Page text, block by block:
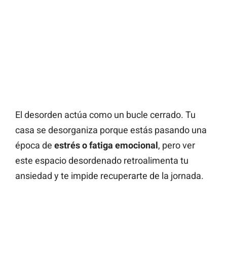
El desorden actúa como un bucle cerrado. Tu
casa se desorganiza porque estás pasando una
época de estrés o fatiga emocional, pero ver
este espacio desordenado retroalimenta tu
ansiedad y te impide recuperarte de la jornada.